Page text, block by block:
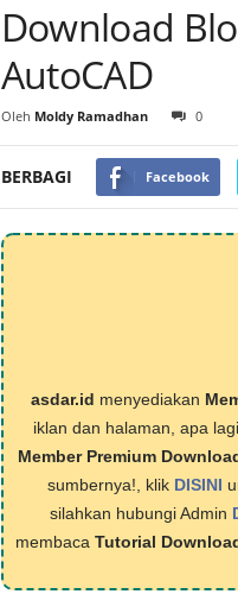
Download
AutoCAD
Oleh Moldy Ramadhan 0
BERBAGI Facebook
asdar.id menyediakan
iklan dan halaman, apa
Member Premium
sumbernya!, klik DISINI
silahkan hubungi Admin
membaca Tutorial